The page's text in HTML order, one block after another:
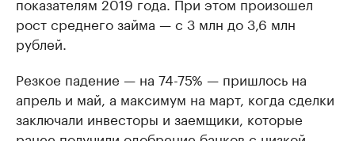
рост среднего займа — с 3 млн до 3,6 млн
рублей.
Резкое падение — на 74-75% — пришлось на
апрель и май, а максимум на март, когда сделки
заключали инвесторы и заемщики, которые